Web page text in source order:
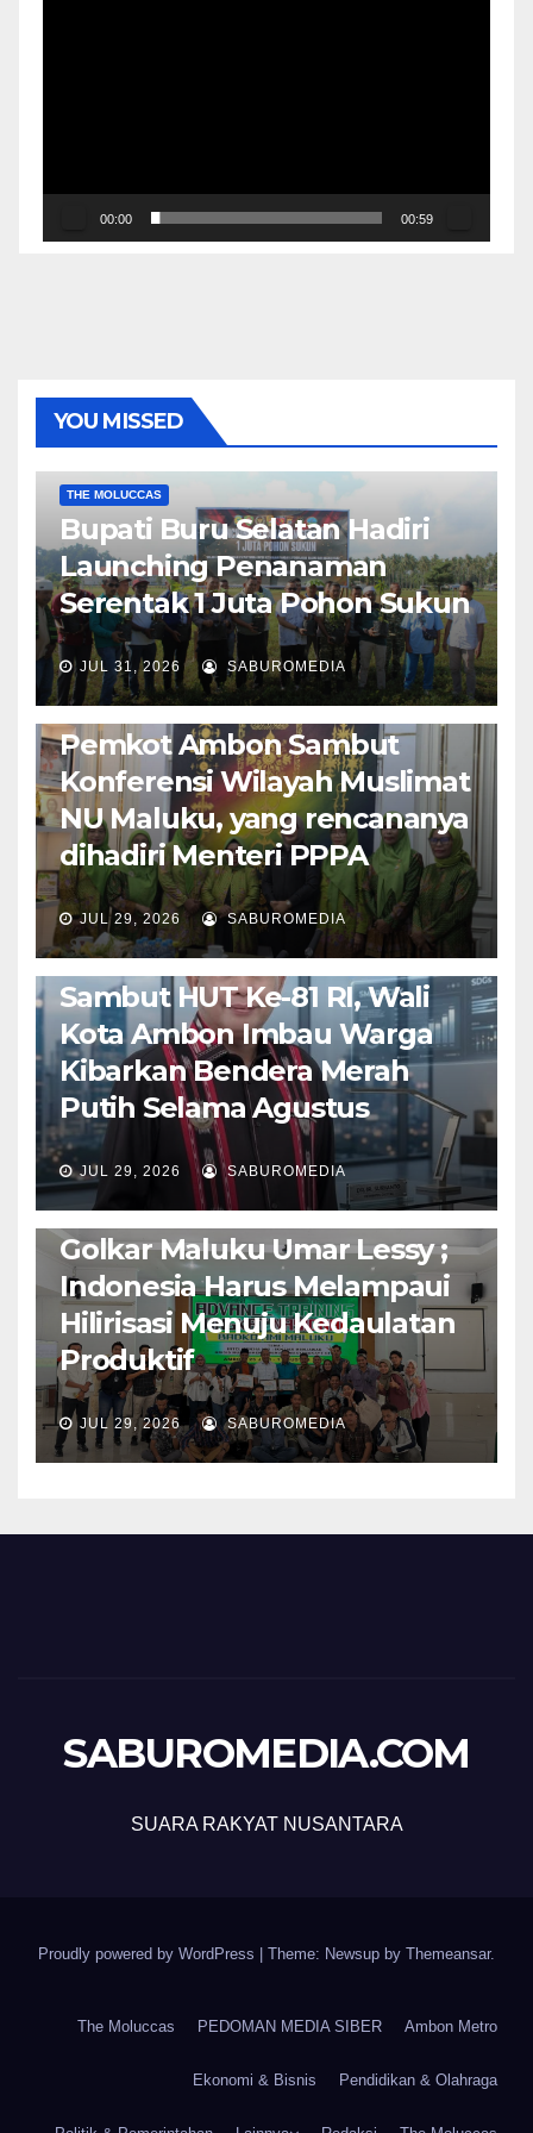
00:00 00:59
YOU MISSED
THE MOLUCCAS
Bupati Buru Selatan Hadiri
Launching Penanaman
Serentak 1 Juta Pohon Sukun
JUL 31, 2026 SABUROMEDIA
AMBON METRO JURNALISME AKTIVIS
POLITIK & PEMERINTAHAN
Pemkot Ambon Sambut
Konferensi Wilayah Muslimat
NU Maluku, yang rencananya
dihadiri Menteri PPPA
JUL 29, 2026 SABUROMEDIA
AMBON METRO POLITIK & PEMERINTAHAN
Sambut HUT Ke-81 RI, Wali
Kota Ambon Imbau Warga
Kibarkan Bendera Merah
Putih Selama Agustus
JUL 29, 2026 SABUROMEDIA
AMBON METRO JURNALISME AKTIVIS
PENDIDIKAN & OLAHRAGA THE MOLUCCAS
Isi Materi LK-III HMI, Ketua
Golkar Maluku Umar Lessy ;
Indonesia Harus Melampaui
Hilirisasi Menuju Kedaulatan
Produktif
JUL 29, 2026 SABUROMEDIA
SABUROMEDIA.COM
SUARA RAKYAT NUSANTARA
Proudly powered by WordPress Theme: Newsup by Themeansar.
The Moluccas PEDOMAN MEDIA SIBER Ambon Metro
Ekonomi & Bisnis Pendidikan & Olahraga